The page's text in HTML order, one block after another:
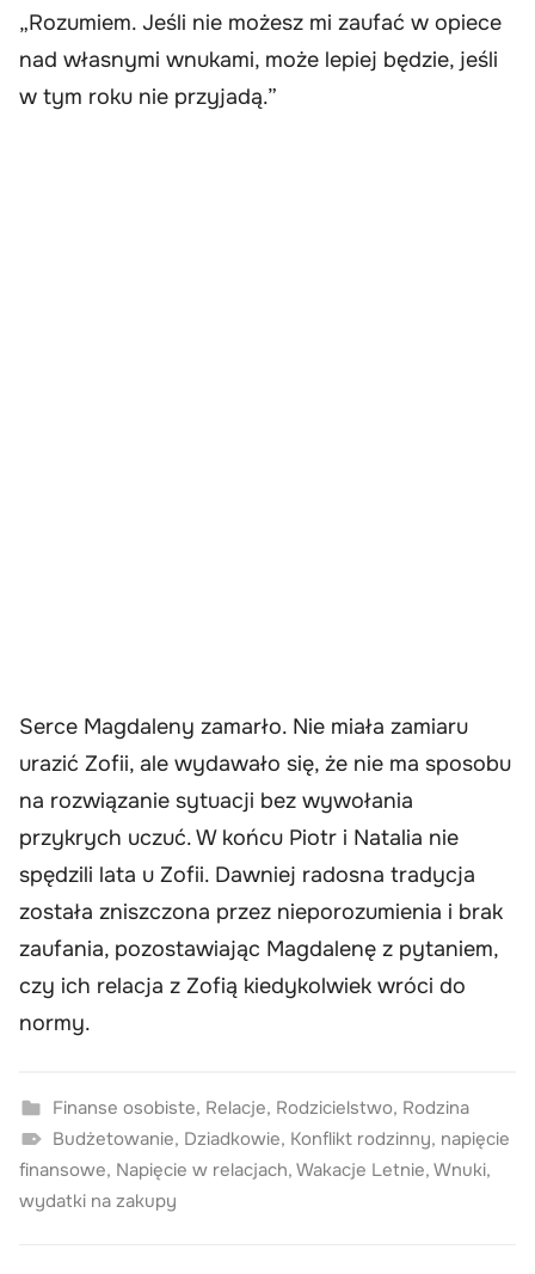
„Rozumiem. Jeśli nie możesz mi zaufać w opiece
nad własnymi wnukami, może lepiej będzie, jeśli
w tym roku nie przyjadą.”
Serce Magdaleny zamarło. Nie miała zamiaru
urazić Zofii, ale wydawało się, że nie ma sposobu
na rozwiązanie sytuacji bez wywołania
przykrych uczuć. W końcu Piotr i Natalia nie
spędzili lata u Zofii. Dawniej radosna tradycja
została zniszczona przez nieporozumienia i brak
zaufania, pozostawiając Magdalenę z pytaniem,
czy ich relacja z Zofią kiedykolwiek wróci do
normy.
Finanse osobiste, Relacje, Rodzicielstwo, Rodzina
Budżetowanie, Dziadkowie, Konflikt rodzinny, napięcie
finansowe, Napięcie w relacjach, Wakacje Letnie, Wnuki,
wydatki na zakupy